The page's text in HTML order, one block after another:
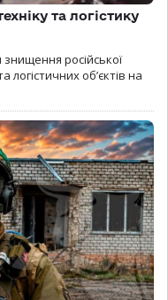
та логістику
російської
логістичних об’єктів на